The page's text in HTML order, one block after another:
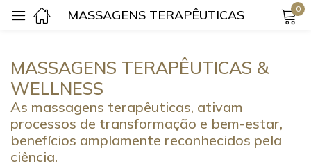
MASSAGENS TERAPÊUTICAS 0
MASSAGENS TERAPÊUTICAS &
WELLNESS
As massagens terapêuticas, ativam
processos de transformação e bem-estar,
benefícios amplamente reconhecidos pela
ciência.